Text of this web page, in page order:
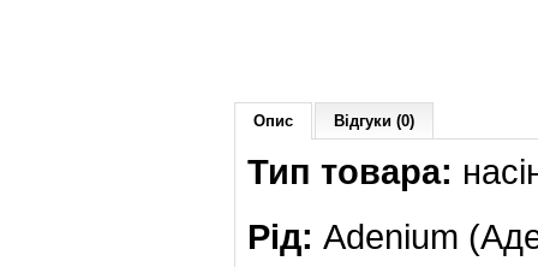
Опис Відгуки (0)
Тип товара:
Рід: Adenium